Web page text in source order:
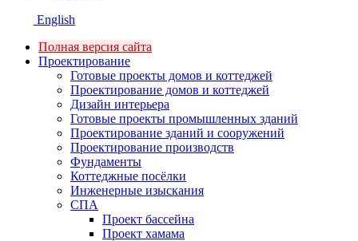
English
Полная версия сайта
Проектирование
Готовые проекты домов и коттеджей
Проектирование домов и коттеджей
Дизайн интерьера
Готовые проекты промышленных зданий
Проектирование зданий и сооружений
Проектирование производств
Фундаменты
Коттеджные посёлки
Инженерные изыскания
СПА
Проект бассейна
Проект хамама